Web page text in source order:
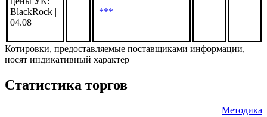
BlackRock |
04.08
***
Котировки, предоставляемые поставщиками информации,
носят индикативный характер
Статистика торгов
Методика